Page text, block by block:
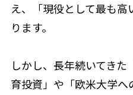
え、「現役として最も
ります。
しかし、長年続いてき
育投資」や「欧米大学